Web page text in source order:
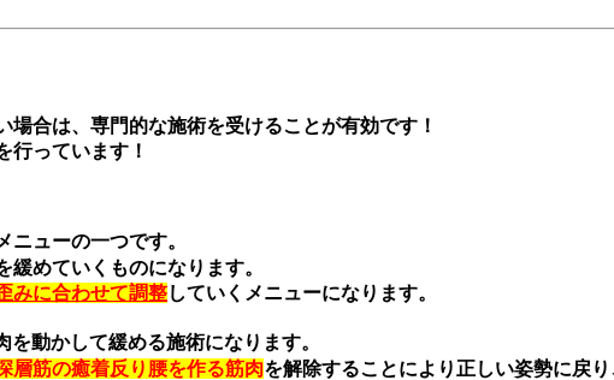
合は、専門的な施術を受けることが有効です！
行っています！
ニューの一つです。
緩めていくものになります。
みに合わせて調整していくメニューになります。
動かして緩める施術になります。
層筋の癒着反り腰を作る筋肉を解除することにより正しい姿勢に戻